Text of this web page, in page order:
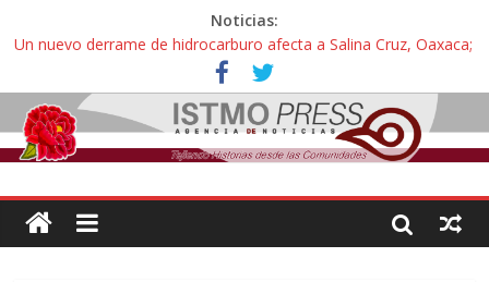
Noticias:
Un nuevo derrame de hidrocarburo afecta a Salina Cruz, Oaxaca;
ahora pescadores de Salinas del Marqués denuncian daños de
Pemex
Ángel, el joven autista expulsado por la Universidad Bienestar de
Ixtepec, Oaxaca vuelve a las aulas tras amparo
Familiares de periodista Alejandro Leyva se reúnen con titular de
intelectuales de su asesinato
Alertan pescadores de Juchitán, Oaxaca de nuevo despojo de su